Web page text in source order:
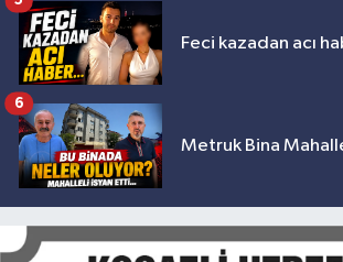
Feci kazadan acı
Metruk Bina
6